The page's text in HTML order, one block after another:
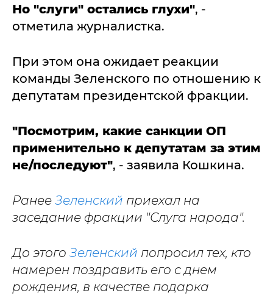
Но "слуги" остались глухи", -
отметила журналистка.
При этом она ожидает реакции
команды Зеленского по отношению к
депутатам президентской фракции.
"Посмотрим, какие санкции ОП
применительно к депутатам за этим
не/последуют", - заявила Кошкина.
Ранее Зеленский приехал на
заседание фракции "Слуга народа".
До этого Зеленский попросил тех, кто
намерен поздравить его с днем
рождения, в качестве подарка